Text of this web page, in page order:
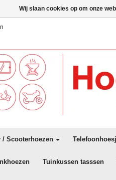
/ Scooterhoezen
Tuinkussen tasssen
Wij slaan cookies op om onze